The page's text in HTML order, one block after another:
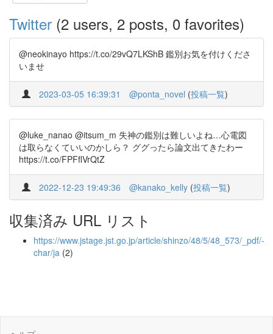
Twitter (2 users, 2 posts, 0 favorites)
@neokinayo https://t.co/29vQ7LKShB 鑑別お気を付けくださ
いませ
2023-03-05 16:39:31 @ponta_novel (投稿一覧)
@luke_nanao @itsum_m 失神の鑑別は難しいよね…心電図
は取らなくていいのかしら？ ググったら論文出てきたわー
https://t.co/FPFflVrQtZ
2022-12-23 19:49:36 @kanako_kelly (投稿一覧)
収集済み URL リスト
https://www.jstage.jst.go.jp/article/shinzo/48/5/48_573/_pdf/-
char/ja (2)